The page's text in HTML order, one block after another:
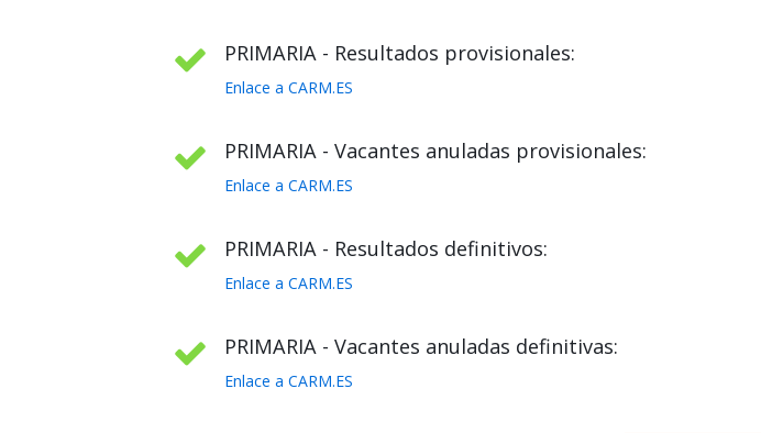
PRIMARIA - Resultados provisionales:
Enlace a CARM.ES
PRIMARIA - Vacantes anuladas provisionales:
Enlace a CARM.ES
PRIMARIA - Resultados definitivos:
Enlace a CARM.ES
PRIMARIA - Vacantes anuladas definitivas:
Enlace a CARM.ES